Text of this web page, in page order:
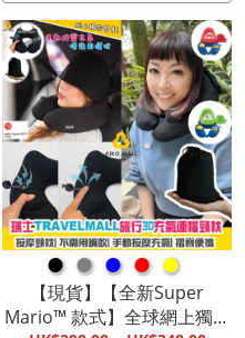
●●●●●
【現貨】【全新Super
Mario™ 款式】全球網上獨家